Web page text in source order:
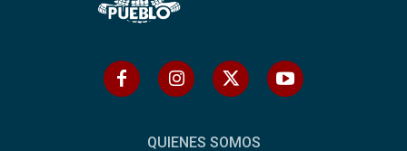
QUIENES SOMOS